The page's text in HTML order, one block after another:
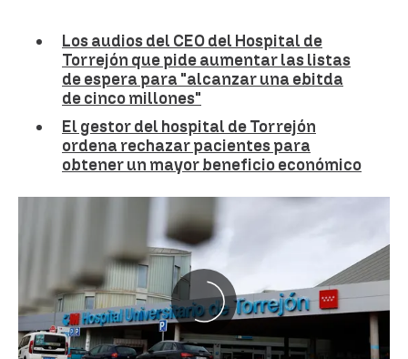
Los audios del CEO del Hospital de
Torrejón que pide aumentar las listas
de espera para "alcanzar una ebitda
de cinco millones"
El gestor del hospital de Torrejón
ordena rechazar pacientes para
obtener un mayor beneficio económico